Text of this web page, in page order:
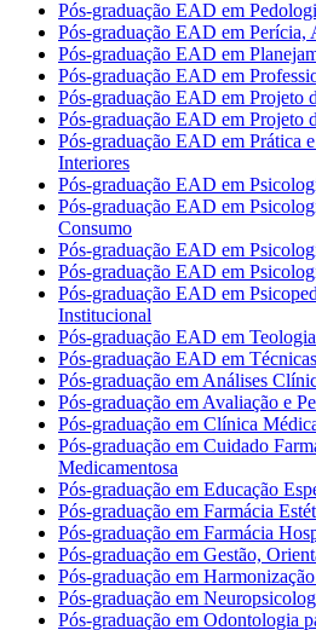
Pós-graduação EAD em
Pós-graduação EAD em Perícia,
Pós-graduação EAD em
Pós-graduação EAD em
Pós-graduação EAD em Projeto
Pós-graduação EAD em Projeto
Pós-graduação EAD em Prática
Interiores
Pós-graduação EAD em
Pós-graduação EAD em
Consumo
Pós-graduação EAD em
Pós-graduação EAD em
Pós-graduação EAD em
Institucional
Pós-graduação EAD em
Pós-graduação EAD em
Pós-graduação em Análises
Pós-graduação em Avaliação e
Pós-graduação em Clínica
Pós-graduação em Cuidado
Medicamentosa
Pós-graduação em Educação
Pós-graduação em Farmácia
Pós-graduação em Farmácia
Pós-graduação em Gestão,
Pós-graduação em
Pós-graduação em
Pós-graduação em Odontologia